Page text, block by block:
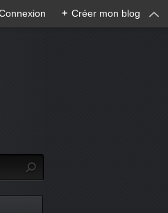
+ Créer mon blog